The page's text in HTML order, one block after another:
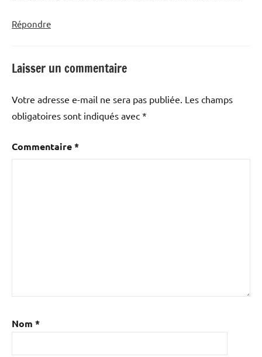
Répondre
Laisser un commentaire
Votre adresse e-mail ne sera pas publiée. Les champs
obligatoires sont indiqués avec *
Commentaire*
Nom *